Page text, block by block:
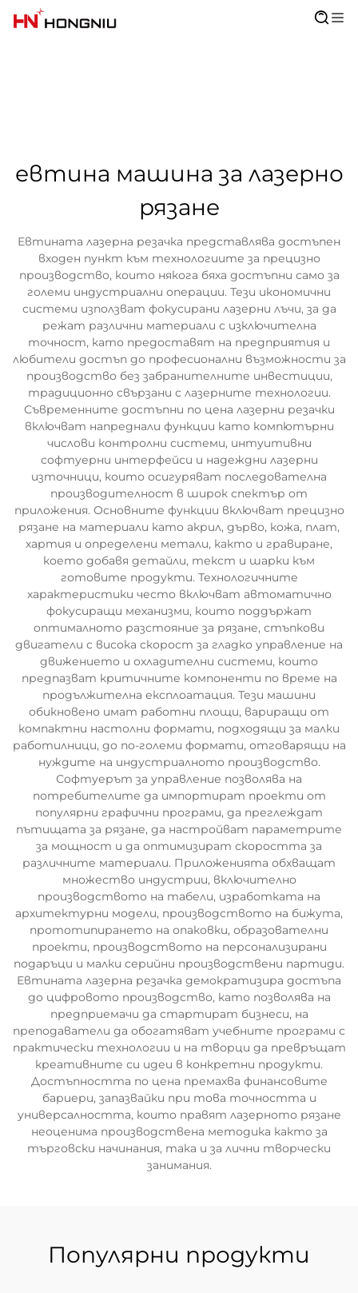
евтина машина за лазерно
рязане
Евтината лазерна резачка представлява достъпен
входен пункт към технологиите за прецизно
производство, които някога бяха достъпни само за
големи индустриални операции. Тези икономични
системи използват фокусирани лазерни лъчи, за да
режат различни материали с изключителна
точност, като предоставят на предприятия и
любители достъп до професионални възможности за
производство без забранителните инвестиции,
традиционно свързани с лазерните технологии.
Съвременните достъпни по цена лазерни резачки
включват напреднали функции като компютърни
числови контролни системи, интуитивни
софтуерни интерфейси и надеждни лазерни
източници, които осигуряват последователна
производителност в широк спектър от
приложения. Основните функции включват прецизно
рязане на материали като акрил, дърво, кожа, плат,
хартия и определени метали, както и гравиране,
което добавя детайли, текст и шарки към
готовите продукти. Технологичните
характеристики често включват автоматично
фокусиращи механизми, които поддържат
оптималното разстояние за рязане, стъпкови
двигатели с висока скорост за гладко управление на
движението и охладителни системи, които
предпазват критичните компоненти по време на
продължителна експлоатация. Тези машини
обикновено имат работни площи, вариращи от
компактни настолни формати, подходящи за малки
работилници, до по-големи формати, отговарящи на
нуждите на индустриалното производство.
Софтуерът за управление позволява на
потребителите да импортират проекти от
популярни графични програми, да преглеждат
пътищата за рязане, да настройват параметрите
за мощност и да оптимизират скоростта за
различните материали. Приложенията обхващат
множество индустрии, включително
производството на табели, изработката на
архитектурни модели, производството на бижута,
прототипирането на опаковки, образователни
проекти, производството на персонализирани
подаръци и малки серийни производствени партиди.
Евтината лазерна резачка демократизира достъпа
до цифровото производство, като позволява на
предприемачи да стартират бизнеси, на
преподаватели да обогатяват учебните програми с
практически технологии и на творци да превръщат
креативните си идеи в конкретни продукти.
Достъпността по цена премахва финансовите
бариери, запазвайки при това точността и
универсалността, които правят лазерното рязане
неоценима производствена методика както за
търговски начинания, така и за лични творчески
занимания.
Популярни продукти